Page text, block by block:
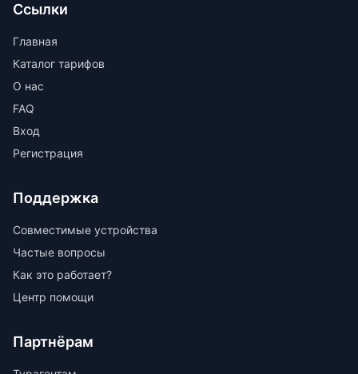
Ссылки
Главная
Каталог тарифов
О нас
FAQ
Вход
Регистрация
Поддержка
Совместимые устройства
Частые вопросы
Как это работает?
Центр помощи
Партнёрам